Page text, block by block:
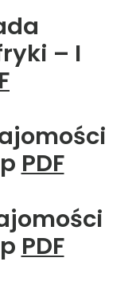
– I
PDF
PDF